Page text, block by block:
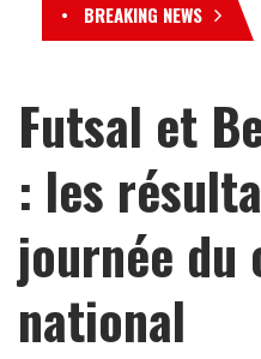
BREAKING NEWS
Futsal et
: les
journée du
national